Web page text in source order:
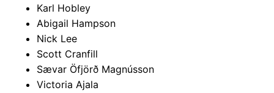
Karl Hobley
Abigail Hampson
Nick Lee
Scott Cranfill
Sævar Öfjörð Magnússon
Victoria Ajala